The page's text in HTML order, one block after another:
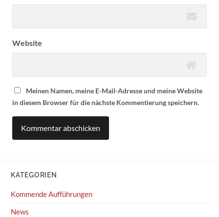
Website
Meinen Namen, meine E-Mail-Adresse und meine Website
in diesem Browser für die nächste Kommentierung speichern.
KATEGORIEN
Kommende Aufführungen
News